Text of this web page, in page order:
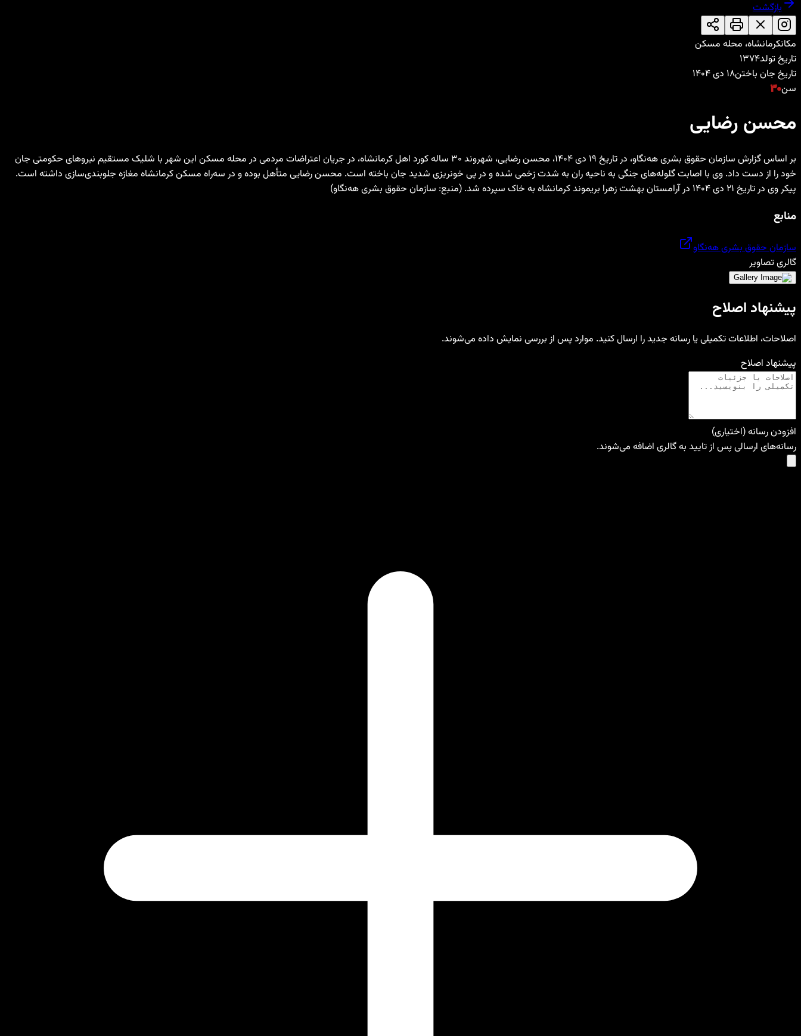
بازگشت
مکانکرمانشاه، محله مسکن
تاریخ تولد۱۳۷۴
تاریخ جان باختن۱۸ دی ۱۴۰۴
سن۳۰
محسن رضایی
بر اساس گزارش سازمان حقوق بشری هه‌نگاو، در تاریخ ۱۹ دی ۱۴۰۴، محسن رضایی، شهروند ۳۰ ساله کورد اهل کرمانشاه، در جریان اعتراضات مردمی در محله مسکن این شهر با شلیک مستقیم نیروهای حکومتی جان
خود را از دست داد. وی با اصابت گلوله‌های جنگی به ناحیه ران به شدت زخمی شده و در پی خونریزی شدید جان باخته است. محسن رضایی متأهل بوده و در سه‌راه مسکن کرمانشاه مغازه جلوبندی‌سازی داشته است.
پیکر وی در تاریخ ۲۱ دی ۱۴۰۴ در آرامستان بهشت زهرا بریموند کرمانشاه به خاک سپرده شد. (منبع: سازمان حقوق بشری هه‌نگاو)
منابع
سازمان حقوق بشری هه‌نگاو
گالری تصاویر
پیشنهاد اصلاح
اصلاحات، اطلاعات تکمیلی یا رسانه جدید را ارسال کنید. موارد پس از بررسی نمایش داده می‌شوند.
پیشنهاد اصلاح
افزودن رسانه (اختیاری)
رسانه‌های ارسالی پس از تایید به گالری اضافه می‌شوند.